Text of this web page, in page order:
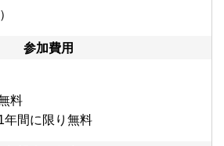
参加費用
料
年間に限り無料